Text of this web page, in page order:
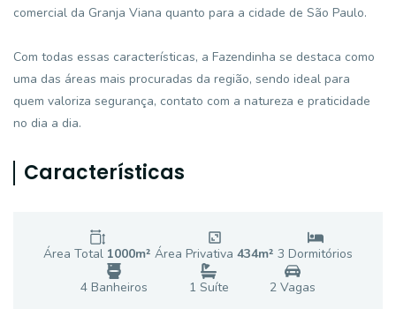
comercial da Granja Viana quanto para a cidade de São Paulo.
Com todas essas características, a Fazendinha se destaca como
uma das áreas mais procuradas da região, sendo ideal para
quem valoriza segurança, contato com a natureza e praticidade
no dia a dia.
Características
Área Total 1000m² Área Privativa 434m² 3 Dormitórios
4 Banheiros 1 Suíte 2Vagas